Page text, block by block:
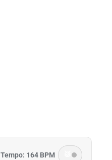
Tempo: 164 BPM